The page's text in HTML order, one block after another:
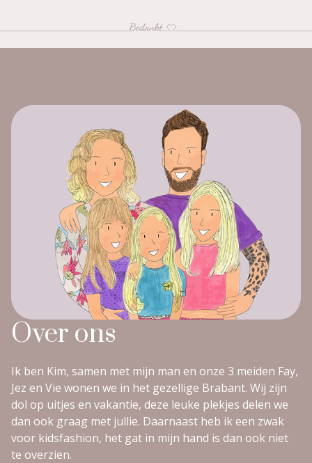
Over ons
Ik ben Kim, samen met mijn man en onze 3 meiden Fay,
Jez en Vie wonen we in het gezellige Brabant. Wij zijn
dol op uitjes en vakantie, deze leuke plekjes delen we
dan ook graag met jullie. Daarnaast heb ik een zwak
voor kidsfashion, het gat in mijn hand is dan ook niet
te overzien.